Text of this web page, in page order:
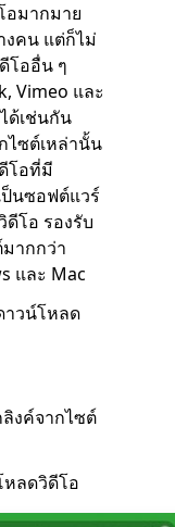
อมากมาย
คน แต่ก็ไม่
โออื่น ๆ
Vimeo และ
ด้เช่นกัน
ไซต์เหล่านั้น
โอที่มี
ป็นซอฟต์แวร์
โอ รองรับ
ากกว่า
และ Mac
วน์โหลด
งค์จากไซต์
ลดวิดีโอ